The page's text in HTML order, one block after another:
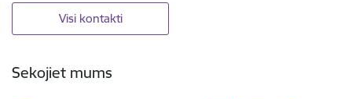
Visi kontakti
Sekojiet mums